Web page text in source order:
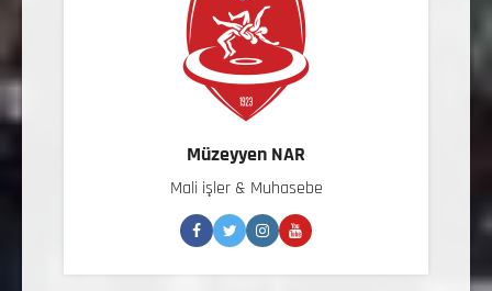
Müzeyyen NAR
Mali işler & Muhasebe